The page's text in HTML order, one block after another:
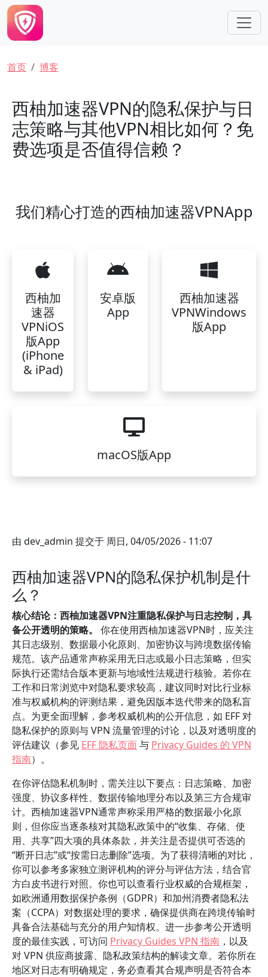
跳转到主要内容
面包屑
首页 博客
西柚加速器VPN的隐私保护与日
志策略与其他VPN相比如何？免
费选项是否值得信赖？
我们精心打造的西柚加速器VPNApp
西柚加
速器
VPNiOS
版App
(iPhone
& iPad)
安卓版
App
西柚加速器
VPNWindows
版App
macOS版App
由 dev_admin 提交于 周日, 04/05/2026 - 11:07
西柚加速器VPN的隐私保护机制是什
么？
核心结论：西柚加速器VPN注重隐私保护与日志控制，具
备公开透明的策略。
你在使用西柚加速器VPN时，应关注
其日志级别、数据最小化原则、加密协议与跨境数据传输
规范。该产品通常声称采用无日志或最小日志策略，但实
际执行还需结合版本更新与地域性法规进行核验。若你在
工作和日常浏览中对隐私要求较高，建议同时对比行业标
准与权威机构的评测结果，避免因版本迭代带来的隐私盲
点。为更全面理解，参考权威机构的公开信息，如 EFF 对
隐私保护的原则与 VPN 流量管理的讨论，以及对透明度的
评估建议（参见 EFF 隐私页面与 Privacy Guides 的 VPN
指南）。
在你评估隐私机制时，需关注以下要点：日志策略、加密
强度、协议多样性、数据传输地理分布以及第三方合规审
计。西柚加速器VPN通常声称采用严格的数据最小化原
则，但你应当逐条核对其隐私政策中的“收集、存储、使
用、共享”四大项的具体条款，并关注是否提供可否选的
“断开日志”或“按需日志删除”选项。为了获得清晰的对比，
你可以参考多家独立测评机构的评分与评估方法，结合官
方白皮书进行对照。你也可以查看行业权威的合规框架，
如欧洲通用数据保护条例（GDPR）和加州消费者隐私法
案（CCPA）对数据处理的要求，确保提供商在跨境传输时
具备合法基础与充分的用户知情权。进一步参考公开透明
度的最佳实践，可访问 Privacy Guides VPN 指南 ，以及
对 VPN 供应商披露、隐私政策结构的解读文章。若你所在
地区对日志有明确规定，务必查看其合规声明是否符合本